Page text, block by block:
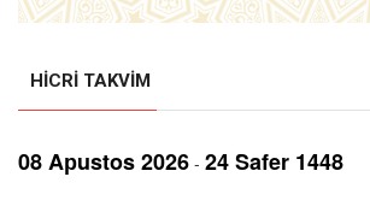
HICRI TAKVIM
08 Aрustos 2026 - 24 Safer 1448